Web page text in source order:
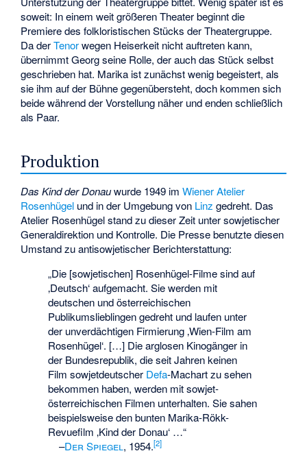
soweit: In einem weit größeren Theater beginnt die
Premiere des folkloristischen Stücks der Theatergruppe.
Da derTenorwegen Heiserkeit nicht auftreten kann,
übernimmt Georg seine Rolle, der auch das Stück selbst
geschrieben hat. Marika ist zunächst wenig begeistert, als
sie ihm auf der Bühne gegenübersteht, doch kommen sich
beide während der Vorstellung näher und enden schließlich
als Paar.
Produktion
Das Kind der Donauwurde 1949 imWiener Atelier
Rosenhügel und in der Umgebung von Linz gedreht. Das
Atelier Rosenhügel stand zu dieser Zeit unter sowjetischer
Generaldirektion und Kontrolle. Die Presse benutzte diesen
Umstand zu antisowjetischer Berichterstattung:
„Die [sowjetischen] Rosenhügel-Filme sind auf
‚Deutsch‘ aufgemacht. Sie werden mit
deutschen und österreichischen
Publikumslieblingen gedreht und laufen unter
der unverdächtigen Firmierung ‚Wien-Film am
Rosenhügel‘. […] Die arglosen Kinogänger in
der Bundesrepublik, die seit Jahren keinen
Film sowjetdeutscher Defa-Machart zu sehen
bekommen haben, werden mit sowjet-
österreichischen Filmen unterhalten. Sie sahen
beispielsweise den bunten Marika-Rökk-
Revuefilm ‚Kind der Donau‘ …“
–Der Spiegel , 1954.[2]